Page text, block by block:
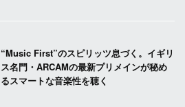
“Music First”のスピリッツ息づく。イギリ
ス名門・ARCAMの最新プリメインが秘め
るスマートな音楽性を聴く